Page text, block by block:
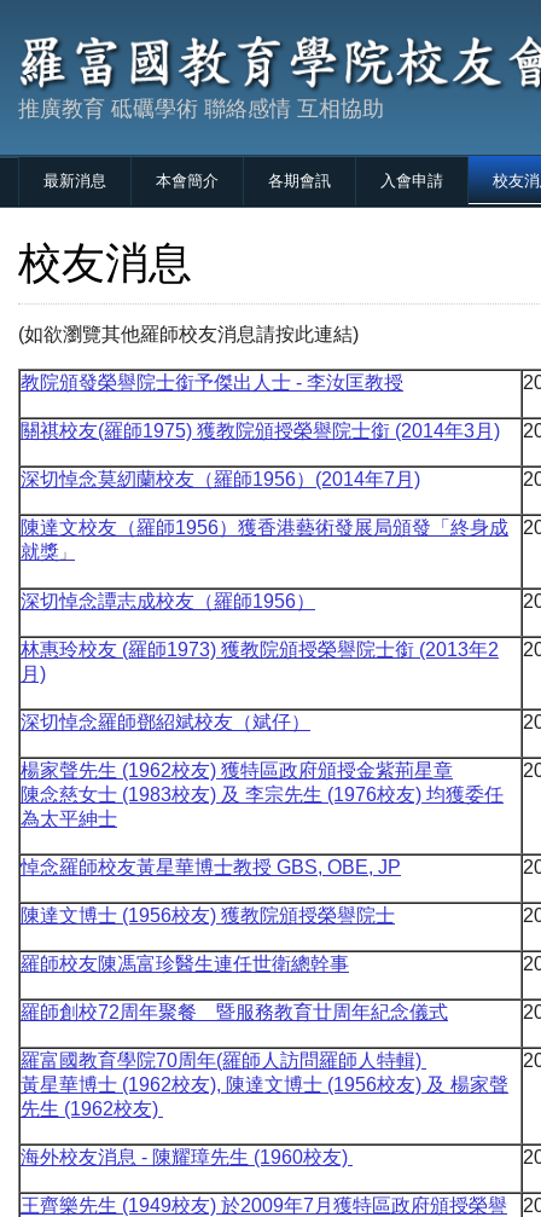
推廣教育 砥礪學術 聯絡感情 互相協助
最新消息 本會簡介 各期會訊 入會申請 校友
校友消息
(如欲瀏覽其他羅師校友消息請按此連結)
教院頒發榮譽院士銜予傑出人士 - 李汝匡教授
關祺校友(羅師1975) 獲教院頒授榮譽院士銜 (2014年3月)
深切悼念莫紉蘭校友（羅師1956）(2014年7月)
陳達文校友（羅師1956）獲香港藝術發展局頒發「終身成
就獎 」
深切悼念譚志成校友（羅師1956）
林惠玲校友 (羅師1973) 獲教院頒授榮譽院士銜 (2013年2
月)
深切悼念羅師鄧紹斌校友（斌仔）
楊家聲先生 (1962校友) 獲特區政府頒授金紫荊星章
陳念慈女士 (1983校友) 及 李宗先生 (1976校友) 均獲委任
為太平紳士
悼念羅師校友黃星華博士教授 GBS, OBE, JP
陳達文博士 (1956校友) 獲教院頒授榮譽院士
羅師校友陳馮富珍醫生連任世衛總幹事
羅師創校72周年聚餐 暨服務教育廿周年紀念儀式
羅富國教育學院70周年(羅師人訪問羅師人特輯)
黃星華博士 (1962校友), 陳達文博士 (1956校友) 及 楊家聲
先生 (1962校友)
海外校友消息 - 陳耀璋先生 (1960校友)
王齊樂先生 (1949校友) 於2009年7月獲特區政府頒授榮譽